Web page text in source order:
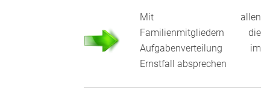
Mit allen
Familienmitgliedern die
Aufgabenverteilung im
Ernstfall absprechen